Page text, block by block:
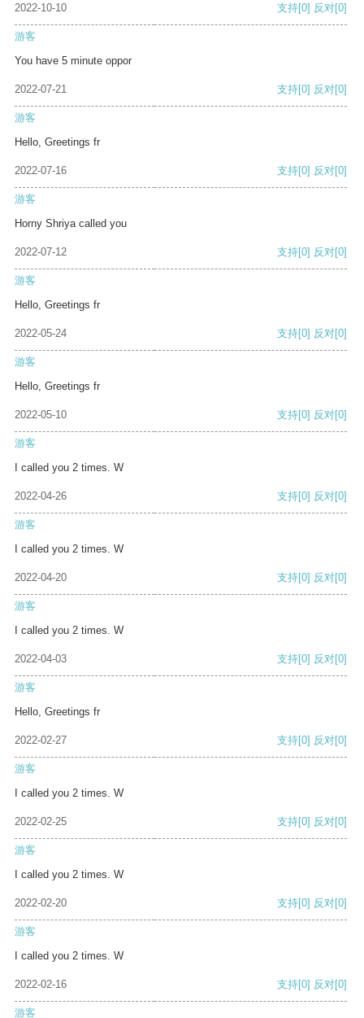
2022-10-10 支持[0] 反对[0]
游客
You have 5 minute oppor
2022-07-21 支持[0] 反对[0]
游客
Hello, Greetings fr
2022-07-16 支持[0] 反对[0]
游客
Horny Shriya called you
2022-07-12 支持[0] 反对[0]
游客
Hello, Greetings fr
2022-05-24 支持[0] 反对[0]
游客
Hello, Greetings fr
2022-05-10 支持[0] 反对[0]
游客
I called you 2 times. W
2022-04-26 支持[0] 反对[0]
游客
I called you 2 times. W
2022-04-20 支持[0] 反对[0]
游客
I called you 2 times. W
2022-04-03 支持[0] 反对[0]
游客
Hello, Greetings fr
2022-02-27 支持[0] 反对[0]
游客
I called you 2 times. W
2022-02-25 支持[0] 反对[0]
游客
I called you 2 times. W
2022-02-20 支持[0] 反对[0]
游客
I called you 2 times. W
2022-02-16 支持[0] 反对[0]
游客